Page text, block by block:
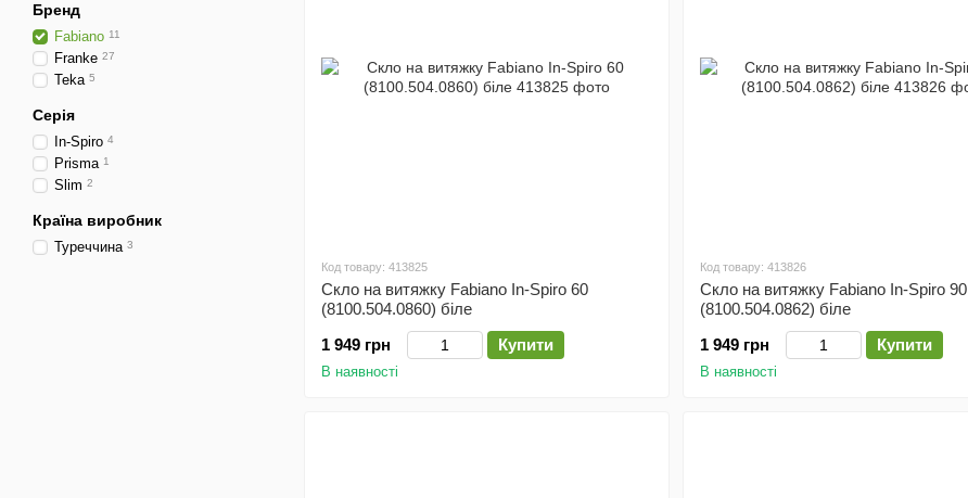
Код товару: 413825
Скло на витяжку Fabiano In-Spiro 60
(8100.504.0860) біле
1 949 грн
Купити
В наявності
Код товару: 413826
Скло на витяжку Fabiano In-Spiro 90
(8100.504.0862) біле
1 949 грн
Купити
В наявності
Бренд
Fabiano 11
Franke 27
Teka 5
Серія
In-Spiro 4
Prisma 1
Slim 2
Країна виробник
Туреччина 3